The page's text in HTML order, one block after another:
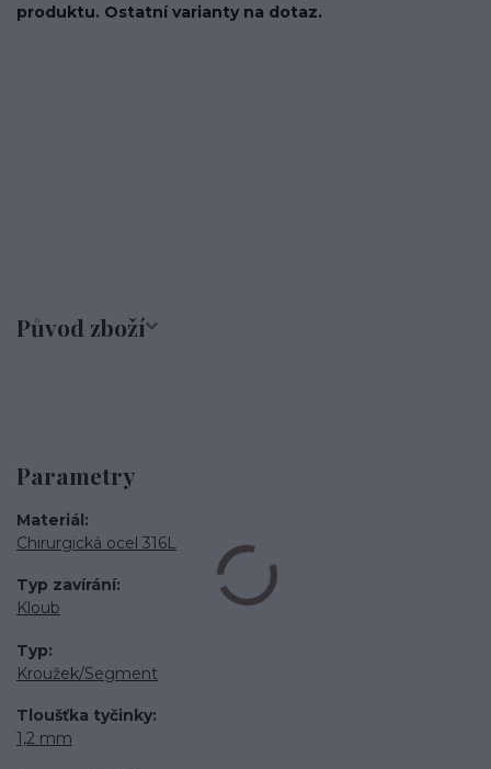
produktu. Ostatní varianty na dotaz.
Původ zboží
Parametry
Materiál
Chirurgická ocel 316L
Typ zavírání
Kloub
Typ
Kroužek/Segment
Tloušťka tyčinky
1,2 mm